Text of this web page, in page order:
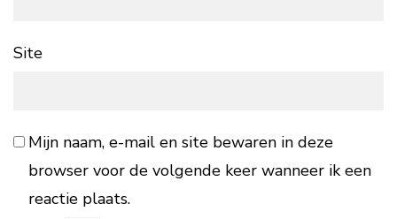
Site
Mijn naam, e-mail en site bewaren in deze
browser voor de volgende keer wanneer ik een
reactie plaats.